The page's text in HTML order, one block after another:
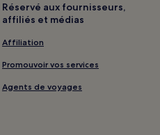
Ospedaletti :
Camporosso :
Taggia : hôtels
Réservé aux fournisseurs,
affiliés et médias
Affiliation
Promouvoir vos services
Agents de voyages